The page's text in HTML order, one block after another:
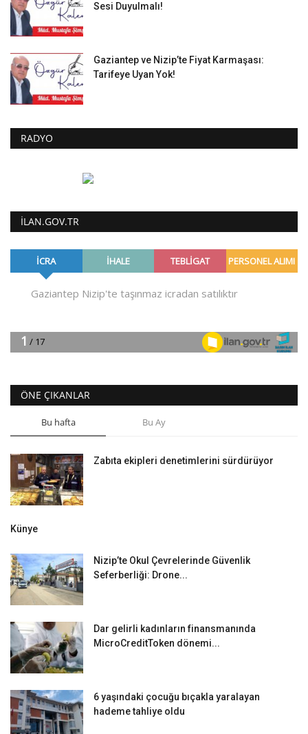
Sesi Duyulmalı!
Gaziantep ve Nizip’te Fiyat Karmaşası:
Tarifeye Uyan Yok!
RADYO
ILAN.GOV.TR
ÖNE ÇIKANLAR
Bu hafta Bu Ay
Zabıta ekipleri denetimlerini sürdürüyor
Künye
Nizip’te Okul Çevrelerinde Güvenlik
Seferberliği: Drone...
Dar gelirli kadınların finansmanında
MicroCreditToken dönemi...
6 yaşındaki çocuğu bıçakla yaralayan
hademe tahliye oldu